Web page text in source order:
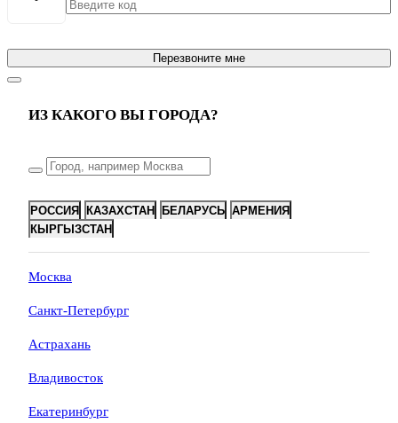
Перезвоните мне
ИЗ КАКОГО ВЫ ГОРОДА?
РОССИЯ КАЗАХСТАН БЕЛАРУСЬ АРМЕНИЯ
КЫРГЫЗСТАН
Москва
Санкт-Петербург
Астрахань
Владивосток
Екатеринбург